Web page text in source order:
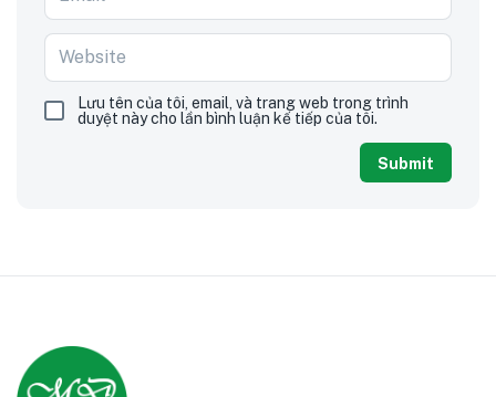
Lưu tên của tôi, email, và trang web trong trình
duyệt này cho lần bình luận kế tiếp của tôi.